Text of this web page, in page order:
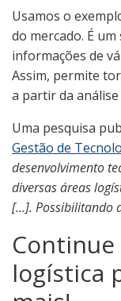
Usamos o
do mercado. É
informações de
Assim, permite
a partir da
Uma pesquisa
Gestão de
desenvolvimento
diversas áreas
[…]. Possibilitando
logística